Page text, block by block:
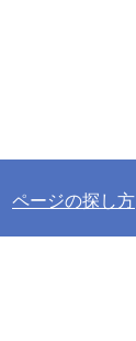
ページの探し方